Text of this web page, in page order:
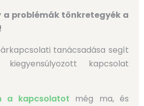
a problémák tönkretegyék a
tanácsadása segít
kapcsolat
a kapcsolatot még ma,és